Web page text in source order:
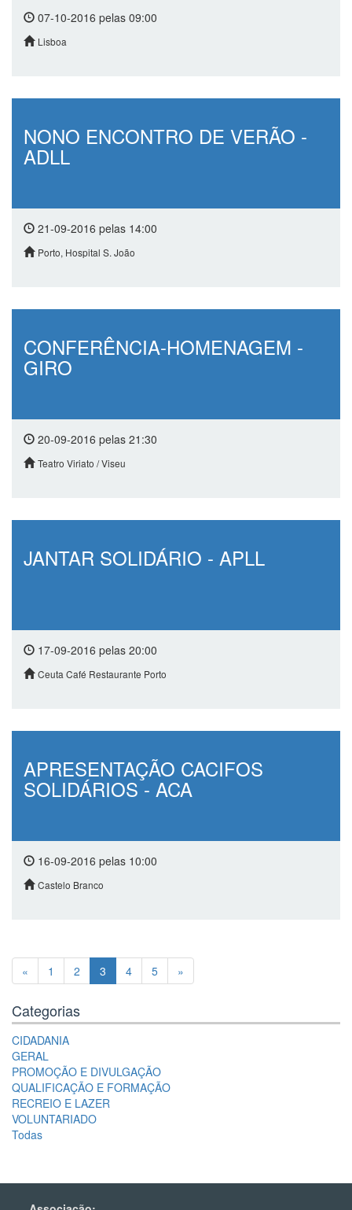
07-10-2016 pelas 09:00
Lisboa
NONO ENCONTRO DE VERÃO -
ADLL
21-09-2016 pelas 14:00
Porto, Hospital S. João
CONFERÊNCIA-HOMENAGEM -
GIRO
20-09-2016 pelas 21:30
Teatro Viriato / Viseu
JANTAR SOLIDÁRIO - APLL
17-09-2016 pelas 20:00
Ceuta Café Restaurante Porto
APRESENTAÇÃO CACIFOS
SOLIDÁRIOS - ACA
16-09-2016 pelas 10:00
Castelo Branco
« 1 2 3 4 5 »
Categorias
CIDADANIA
GERAL
PROMOÇÃO E DIVULGAÇÃO
QUALIFICAÇÃO E FORMAÇÃO
RECREIO E LAZER
VOLUNTARIADO
Todas